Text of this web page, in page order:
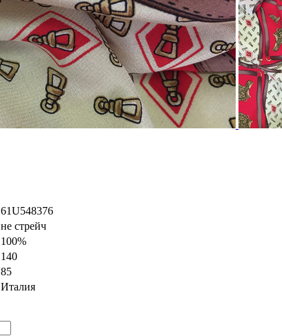
61U548376
не стрейч
100%
140
85
Италия